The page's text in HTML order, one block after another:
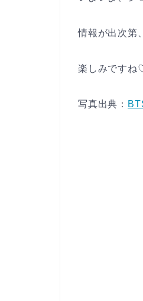
情報が出次第
楽しみですね
写真出典：